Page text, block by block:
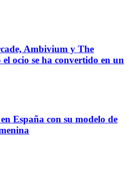
Ambivium y The
ocio se ha convertido en un
España con su modelo de